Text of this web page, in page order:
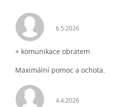
Hodnocení obchodu je
6.5.2026
+ komunikace obratem
Maximální pomoc a ochota.
Hodnocení obchodu je
4.4.2026